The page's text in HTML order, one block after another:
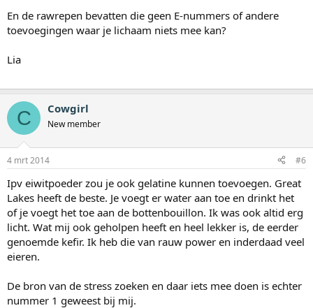
En de rawrepen bevatten die geen E-nummers of andere
toevoegingen waar je lichaam niets mee kan?
Lia
C Cowgirl
New member
4 mrt 2014 #6
Ipv eiwitpoeder zou je ook gelatine kunnen toevoegen. Great
Lakes heeft de beste. Je voegt er water aan toe en drinkt het
of je voegt het toe aan de bottenbouillon. Ik was ook altid erg
licht. Wat mij ook geholpen heeft en heel lekker is, de eerder
genoemde kefir. Ik heb die van rauw power en inderdaad veel
eieren.
De bron van de stress zoeken en daar iets mee doen is echter
nummer 1 geweest bij mij.